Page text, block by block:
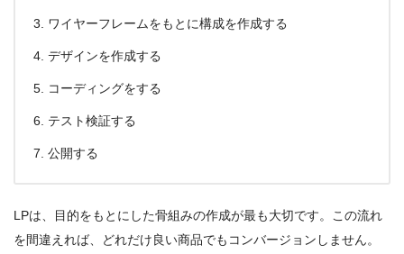
ワイヤーフレームをもとに構成を作成する
デザインを作成する
コーディングをする
テスト検証する
公開する
LPは、目的をもとにした骨組みの作成が最も大切です。この流れ
を間違えれば、どれだけ良い商品でもコンバージョンしません。